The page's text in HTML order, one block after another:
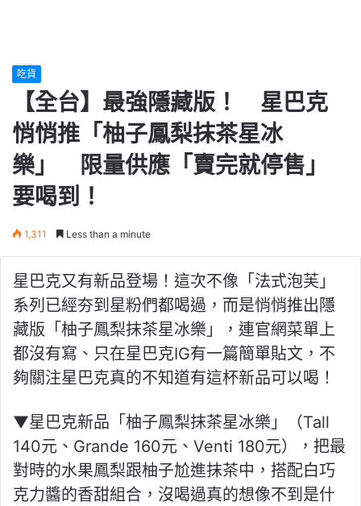
吃貨
【全台】最強隱藏版！ 星巴克
悄悄推「柚子鳳梨抹茶星冰
樂」 限量供應「賣完就停售」
要喝到！
1,311 Less than a minute
星巴克又有新品登場！這次不像「法式泡芙」
系列已經夯到星粉們都喝過，而是悄悄推出隱
藏版「柚子鳳梨抹茶星冰樂」，連官網菜單上
都沒有寫、只在星巴克IG有一篇簡單貼文，不
夠關注星巴克真的不知道有這杯新品可以喝！
▼星巴克新品「柚子鳳梨抹茶星冰樂」（Tall
140元、Grande 160元、Venti 180元），把最
對時的水果鳳梨跟柚子尬進抹茶中，搭配白巧
克力醬的香甜組合，沒喝過真的想像不到是什